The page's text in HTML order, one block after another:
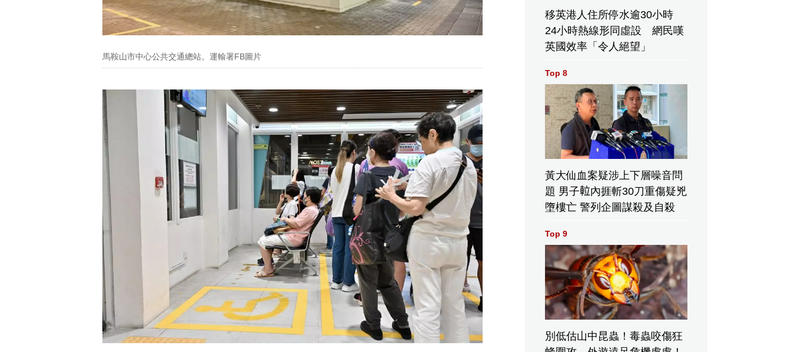
馬鞍山市中心公共交通總站。運輸署FB圖片
移英港人住所停水逾30小時
24小時熱線形同虛設 網民嘆
英國效率「令人絕望」
Top 8
黃大仙血案疑涉上下層噪音問
題 男子𨋢內捱斬30刀重傷疑兇
墮樓亡 警列企圖謀殺及自殺
Top 9
別低估山中昆蟲！毒蟲咬傷狂